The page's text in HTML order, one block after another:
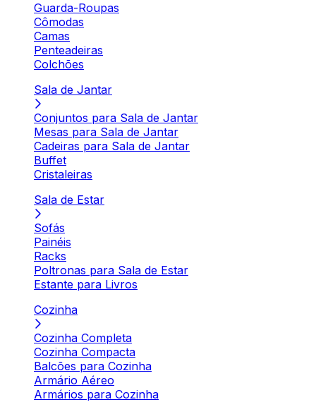
Guarda-Roupas
Cômodas
Camas
Penteadeiras
Colchões
Sala de Jantar
Conjuntos para Sala de Jantar
Mesas para Sala de Jantar
Cadeiras para Sala de Jantar
Buffet
Cristaleiras
Sala de Estar
Sofás
Painéis
Racks
Poltronas para Sala de Estar
Estante para Livros
Cozinha
Cozinha Completa
Cozinha Compacta
Balcões para Cozinha
Armário Aéreo
Armários para Cozinha